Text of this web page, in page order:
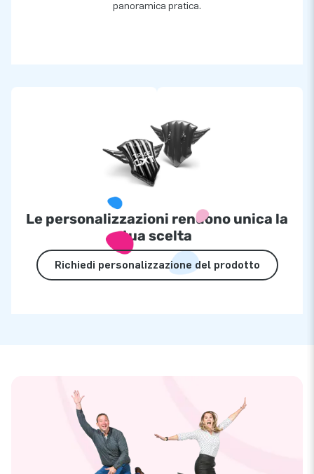
panoramica pratica.
Le personalizzazioni rendono unica la
tua scelta
Richiedi personalizzazione del prodotto